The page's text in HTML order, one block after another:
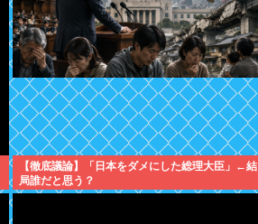
【徹底議論】「日本をダメにした総理大臣」←結
局誰だと思う？